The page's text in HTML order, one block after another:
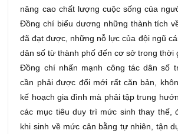
nâng cao chất lượng cuộc sống của
Đồng chí biểu dương những thành tích
đã đạt được, những nỗ lực của đội ngũ
dân số từ thành phố đến cơ sở trong thời
Đồng chí nhấn mạnh công tác dân số
cần phải được đổi mới rất căn bản,
kế hoạch gia đình mà phải tập trung
các mục tiêu duy trì mức sinh thay thế,
khi sinh về mức cân bằng tự nhiên, tận